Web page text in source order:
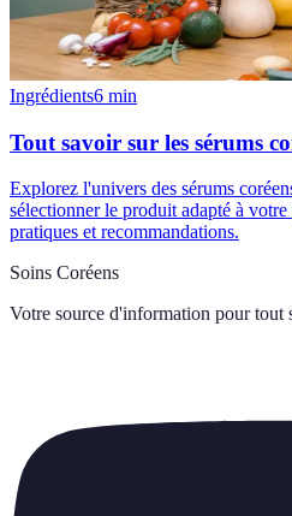
Ingrédients6 min
Tout savoir sur les sérums
Explorez l'univers des sérums
sélectionner le produit adapté à
pratiques et recommandations.
Soins Coréens
Votre source d'information pour tout